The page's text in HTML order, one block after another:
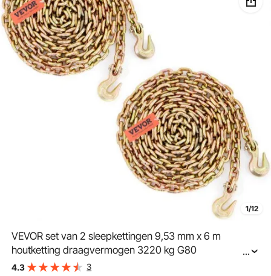
1/12
VEVOR set van 2 sleepkettingen 9,53 mm x 6 m
houtketting draagvermogen 3220 kg G80
transportbindketting stalen bosbouwketting stalen
...
4.3 3